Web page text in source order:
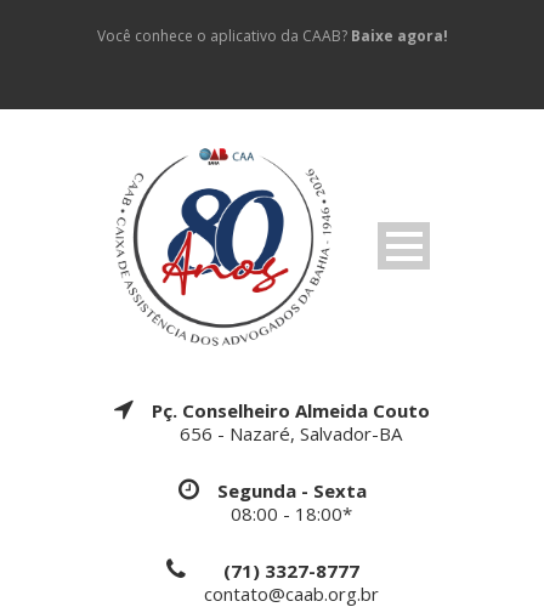
Você conhece o aplicativo da CAAB? Baixe agora!
Pç. Conselheiro Almeida Couto
656 - Nazaré, Salvador-BA
Segunda - Sexta
08:00 - 18:00*
(71) 3327-8777
contato@caab.org.br